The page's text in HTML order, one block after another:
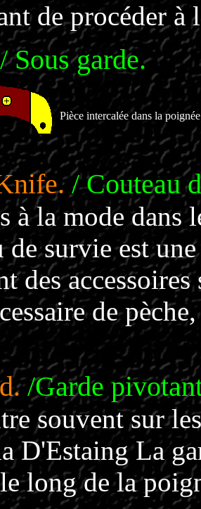
de procéder à
/ Sous garde.
Pièce intercalée dans la
/ Couteau
à la mode dans
de survie est
des
de
/Garde
souvent sur
D'Estaing La
long de la